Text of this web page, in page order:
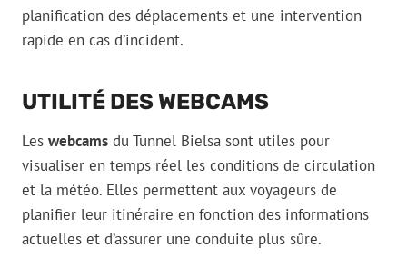
planification des déplacements et une intervention
rapide en cas d’incident.
UTILITÉ DES WEBCAMS
Les webcams du Tunnel Bielsa sont utiles pour
visualiser en temps réel les conditions de circulation
et la météo. Elles permettent aux voyageurs de
planifier leur itinéraire en fonction des informations
actuelles et d’assurer une conduite plus sûre.